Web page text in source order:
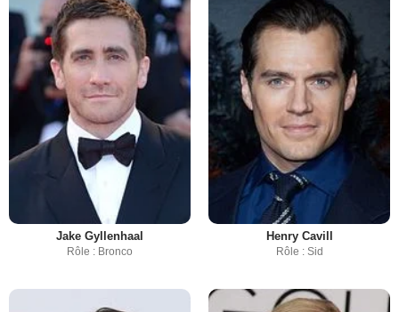
Jake Gyllenhaal
Rôle : Bronco
Henry Cavill
Rôle : Sid